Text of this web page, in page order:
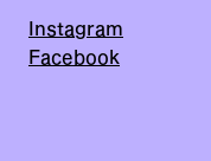
Instagram
Facebook